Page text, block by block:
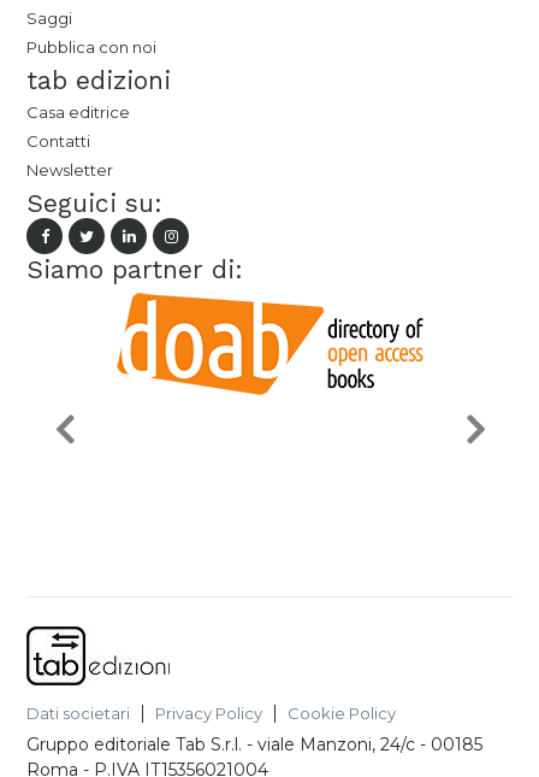
Saggi
Pubblica con noi
tab edizioni
Casa editrice
Contatti
Newsletter
Seguici su:
Siamo partner di:
Dati societari Privacy Policy Cookie Policy
Gruppo editoriale Tab S.r.l. -viale Manzoni, 24/c - 00185
Roma - P.IVA IT15356021004